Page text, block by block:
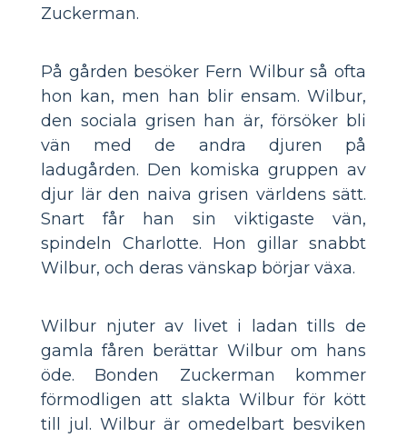
Zuckerman.
På gården besöker Fern Wilbur så ofta
hon kan, men han blir ensam. Wilbur,
den sociala grisen han är, försöker bli
vän med de andra djuren på
ladugården. Den komiska gruppen av
djur lär den naiva grisen världens sätt.
Snart får han sin viktigaste vän,
spindeln Charlotte. Hon gillar snabbt
Wilbur, och deras vänskap börjar växa.
Wilbur njuter av livet i ladan tills de
gamla fåren berättar Wilbur om hans
öde. Bonden Zuckerman kommer
förmodligen att slakta Wilbur för kött
till jul. Wilbur är omedelbart besviken